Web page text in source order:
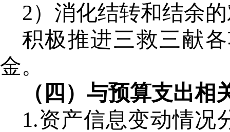
2） 消化结转和结余
积极推进三救三献
金。
（四）与预算支出
1.资产信息变动情况